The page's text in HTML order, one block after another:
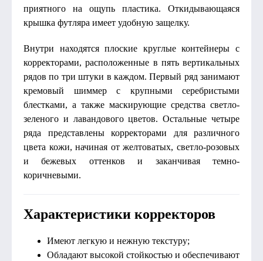
приятного на ощупь пластика. Откидывающаяся
крышка футляра имеет удобную защелку.
Внутри находятся плоские круглые контейнеры с
корректорами, расположенные в пять вертикальных
рядов по три штуки в каждом. Первый ряд занимают
кремовый шиммер с крупными серебристыми
блестками, а также маскирующие средства светло-
зеленого и лавандового цветов. Остальные четыре
ряда представлены корректорами для различного
цвета кожи, начиная от желтоватых, светло-розовых
и бежевых оттенков и заканчивая темно-
коричневыми.
Характеристики корректоров
Имеют легкую и нежную текстуру;
Обладают высокой стойкостью и обеспечивают